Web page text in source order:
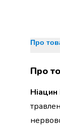
та
Продукти
Про
Про